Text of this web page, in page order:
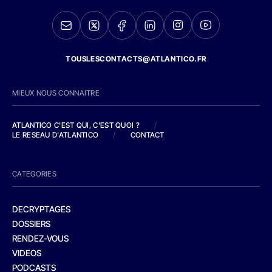
TOUSLESCONTACTS@ATLANTICO.FR
MIEUX NOUS CONNAITRE
ATLANTICO C'EST QUI, C'EST QUOI ?
/
LE RESEAU D'ATLANTICO
/ CONTACT
CATEGORIES
DECRYPTAGES
DOSSIERS
RENDEZ-VOUS
VIDEOS
PODCASTS